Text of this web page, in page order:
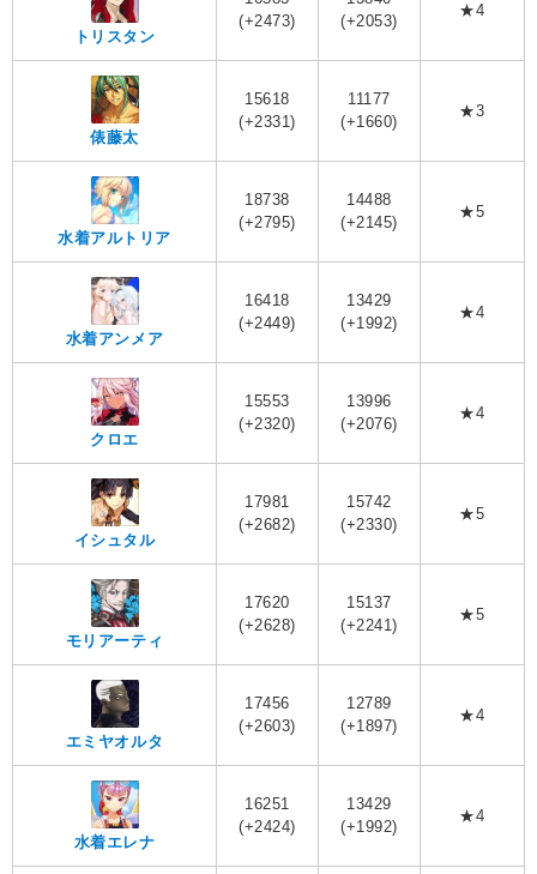
トリスタン
(+2473)
(+2053)
★4
俵藤太
15618
(+2331)
11177
(+1660)
★3
水着アルトリア
18738
(+2795)
14488
(+2145)
★5
水着アンメア
16418
(+2449)
13429
(+1992)
★4
クロエ
15553
(+2320)
13996
(+2076)
★4
イシュタル
17981
(+2682)
15742
(+2330)
★5
モリアーティ
17620
(+2628)
15137
(+2241)
★5
エミヤオルタ
17456
(+2603)
12789
(+1897)
★4
水着エレナ
16251
(+2424)
13429
(+1992)
★4